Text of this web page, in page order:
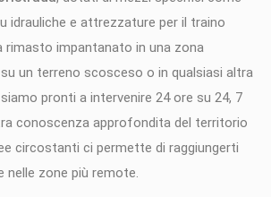
idrauliche e attrezzature per il traino
rimasto impantanato in una zona
un terreno scosceso o in qualsiasi altra
pronti a intervenire 24 ore su 24, 7
conoscenza approfondita del territorio
circostanti ci permette di raggiungerti
nelle zone più remote.